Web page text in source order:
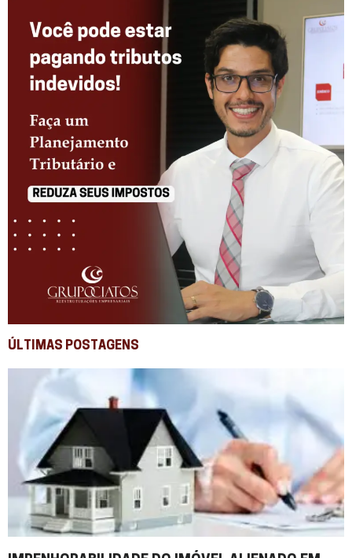
ÚLTIMAS POSTAGENS